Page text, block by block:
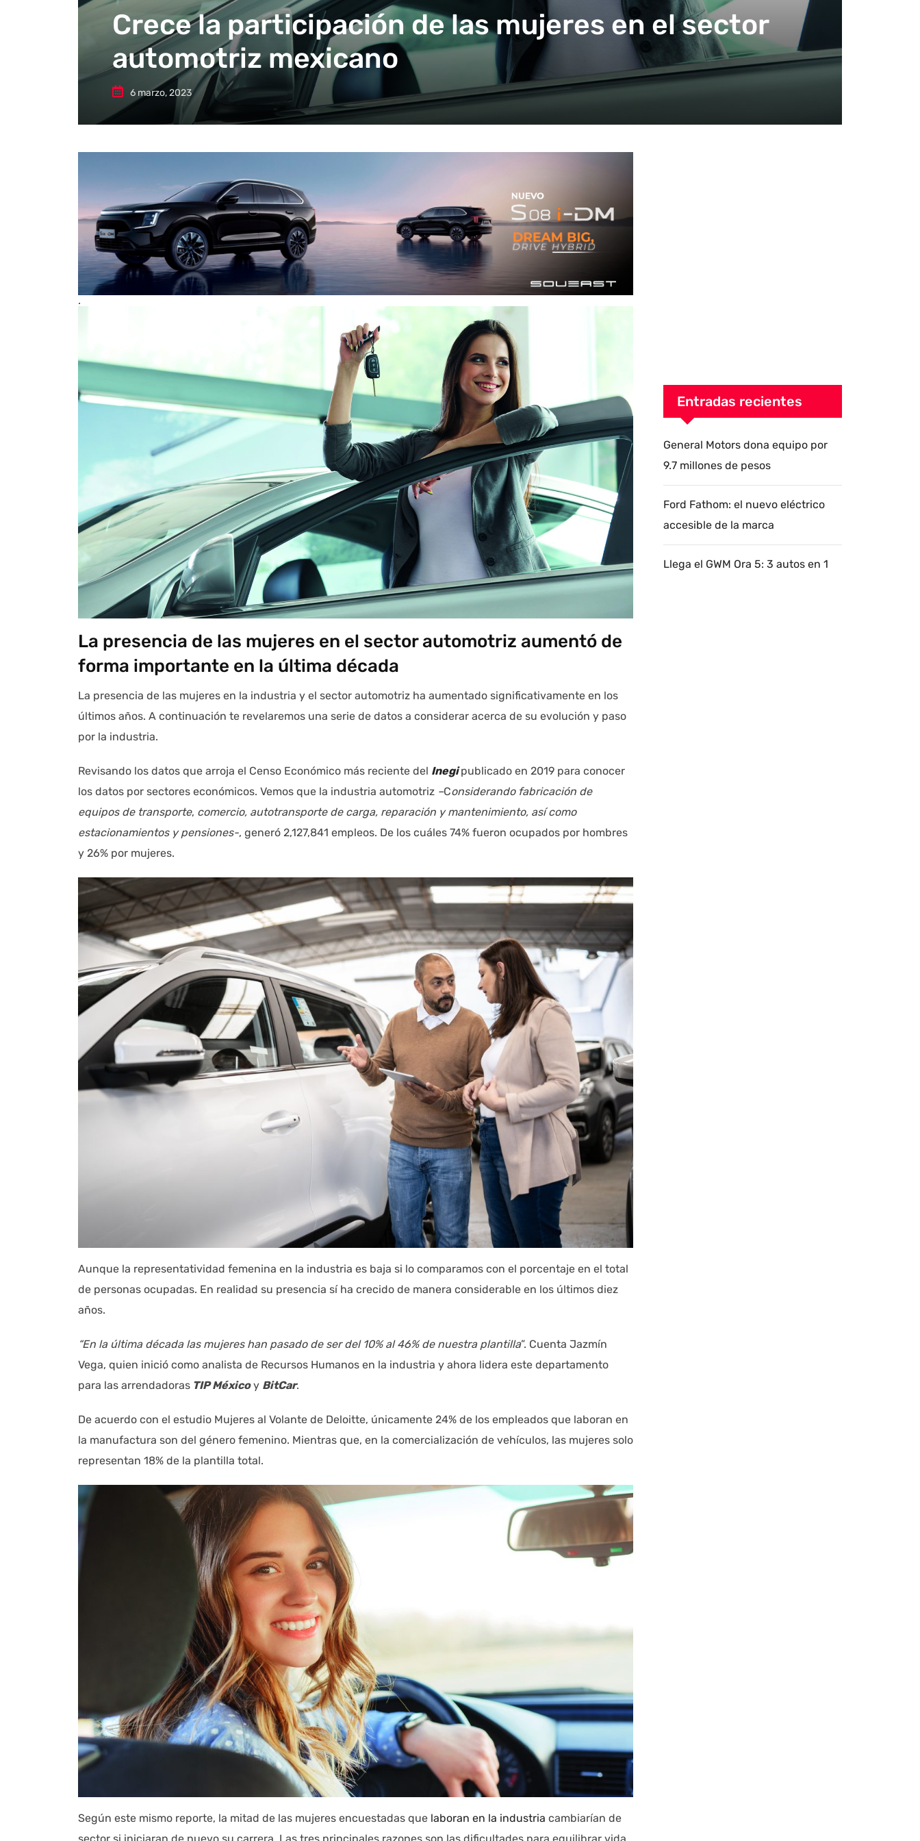
Crece la participación de las mujeres en el sector
automotriz mexicano
6 marzo, 2023
.
La presencia de las mujeres en el sector automotriz aumentó de
forma importante en la última década
La presencia de las mujeres en la industria y el sector automotriz ha aumentado significativamente en los
últimos años. A continuación te revelaremos una serie de datos a considerar acerca de su evolución y paso
por la industria.
Revisando los datos que arroja el Censo Económico más reciente del Inegi publicado en 2019 para conocer
los datos por sectores económicos. Vemos que la industria automotriz –Considerando fabricación de
equipos de transporte, comercio, autotransporte de carga, reparación y mantenimiento, así como
estacionamientos y pensiones-, generó 2,127,841 empleos. De los cuáles 74% fueron ocupados por hombres
y 26% por mujeres.
Aunque la representatividad femenina en la industria es baja si lo comparamos con el porcentaje en el total
de personas ocupadas. En realidad su presencia sí ha crecido de manera considerable en los últimos diez
años.
“En la última década las mujeres han pasado de ser del 10% al 46% de nuestra plantilla”. Cuenta Jazmín
Vega, quien inició como analista de Recursos Humanos en la industria y ahora lidera este departamento
para las arrendadoras TIP Méxicoy BitCar.
De acuerdo con el estudio Mujeres al Volante de Deloitte, únicamente 24% de los empleados que laboran en
la manufactura son del género femenino. Mientras que, en la comercialización de vehículos, las mujeres solo
representan 18% de la plantilla total.
Según este mismo reporte, la mitad de las mujeres encuestadas que laboran en la industria cambiarían de
Entradas recientes
General Motors dona equipo por
9.7 millones de pesos
Ford Fathom: el nuevo eléctrico
accesible de la marca
Llega el GWM Ora 5: 3 autos en 1